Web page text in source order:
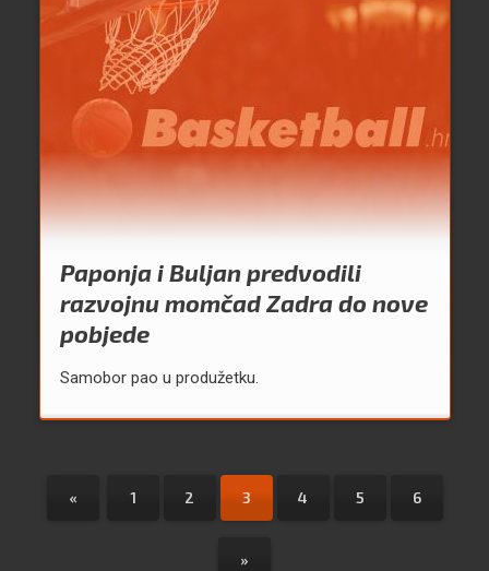
Paponja i Buljan predvodili
razvojnu momčad Zadra do nove
pobjede
Samobor pao u produžetku.
« 1 2 3 4 5 6
»